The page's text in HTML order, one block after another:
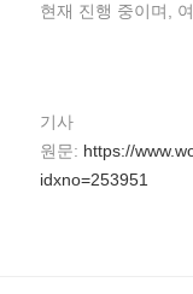
현재 진행 중이며,
기사
원문: https://
idxno=253951